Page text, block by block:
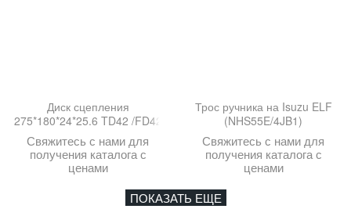
Диск сцепления
275*180*24*25.6 TD42 /FD42
Свяжитесь с нами для
получения каталога с
ценами
Трос ручника на Isuzu ELF
(NHS55E/4JB1)
Свяжитесь с нами для
получения каталога с
ценами
ПОКАЗАТЬ ЕЩЕ